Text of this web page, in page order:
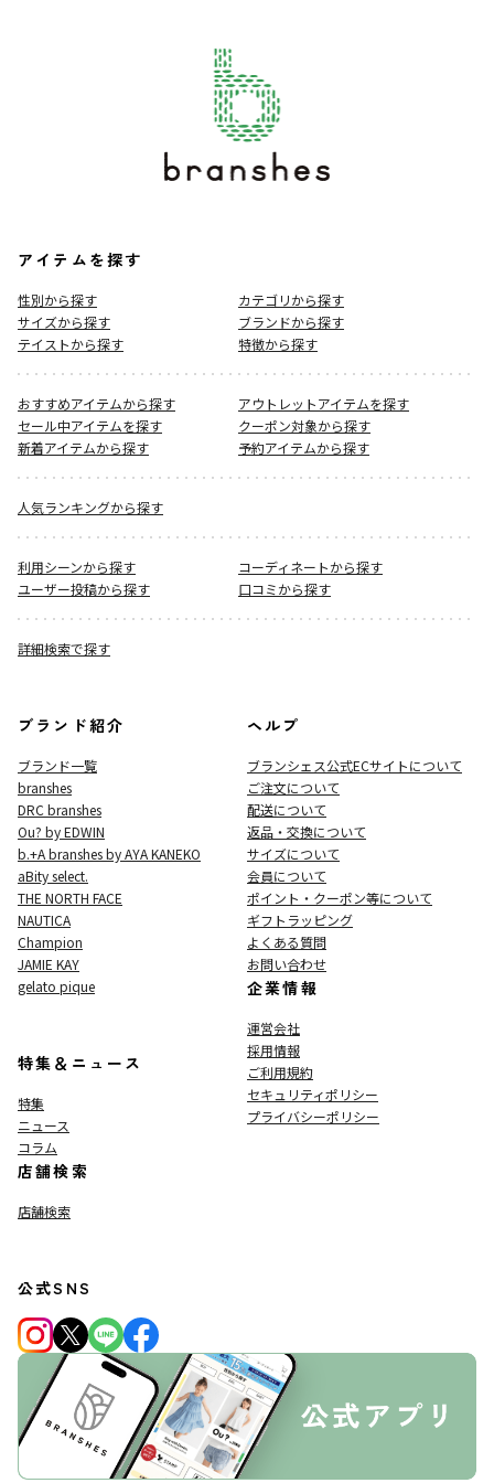
アイテムを探す
性別から探す
カテゴリから探す
サイズから探す
ブランドから探す
テイストから探す
特徴から探す
おすすめアイテムから探す
アウトレットアイテムを探す
セール中アイテムを探す
クーポン対象から探す
新着アイテムから探す
予約アイテムから探す
人気ランキングから探す
利用シーンから探す
コーディネートから探す
ユーザー投稿から探す
口コミから探す
詳細検索で探す
ブランド紹介
ブランド一覧
branshes
DRC branshes
Ou? by EDWIN
b.+A branshes by AYA KANEKO
aBity select.
THE NORTH FACE
NAUTICA
Champion
JAMIE KAY
gelato pique
特集＆ニュース
特集
ニュース
コラム
店舗検索
店舗検索
ヘルプ
ブランシェス公式ECサイトについて
ご注文について
配送について
返品・交換について
サイズについて
会員について
ポイント・クーポン等について
ギフトラッピング
よくある質問
お問い合わせ
企業情報
運営会社
採用情報
ご利用規約
セキュリティポリシー
プライバシーポリシー
公式SNS